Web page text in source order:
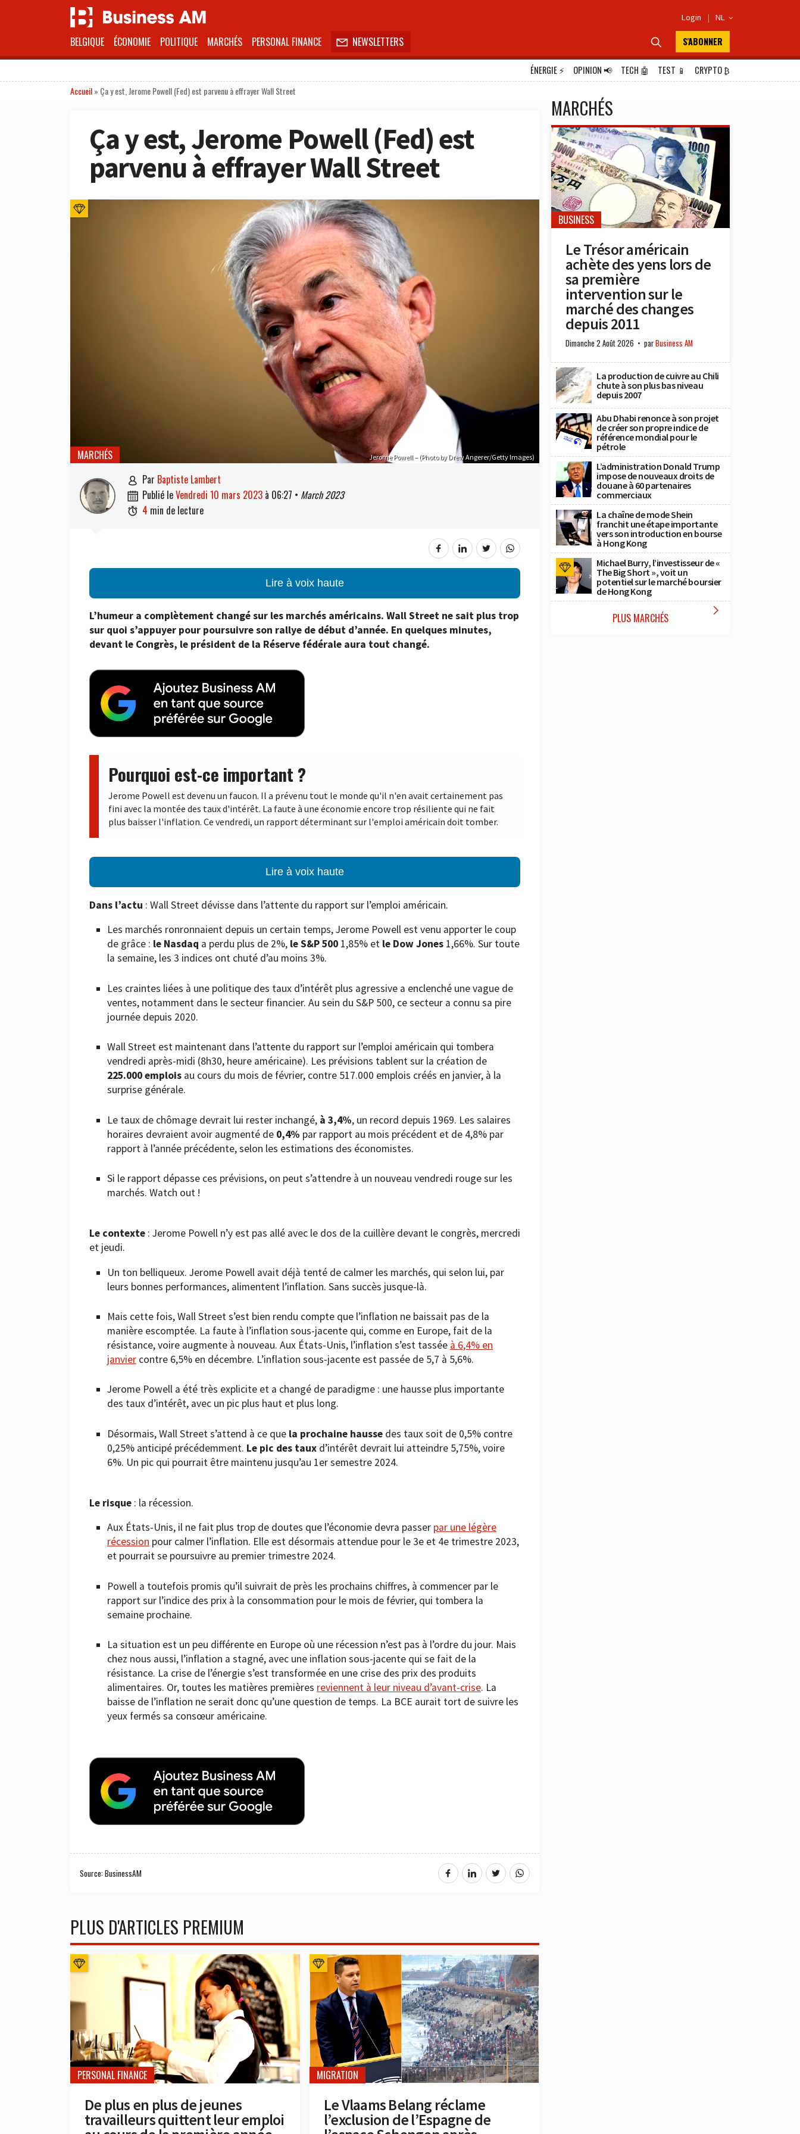
Login | NL 
BELGIQUE ÉCONOMIE POLITIQUE MARCHÉS PERSONAL FINANCE  NEWSLETTERS  S'ABONNER
ÉNERGIE⚡ OPINION📢 TECH 🤖 TEST 📱 CRYPTO₿
Accueil» Ça y est, Jerome Powell (Fed) est parvenu à effrayer Wall Street
Ça y est, Jerome Powell (Fed) est
parvenu à effrayer Wall Street
Jerome Powell – (Photo by Drew Angerer/Getty Images)
MARCHÉS
 par Baptiste Lambert
 publié le vendredi 10 mars 2023 à 06:27 • March 2023
 4 min de lecture
Lire à voix haute
L’humeur a complètement changé sur les marchés américains. Wall Street ne sait plus trop
sur quoi s’appuyer pour poursuivre son rallye de début d’année. En quelques minutes,
devant le Congrès, le président de la Réserve fédérale aura tout changé.
Pourquoi est-ce important ?
Jerome Powell est devenu un faucon. Il a prévenu tout le monde qu'il n'en avait certainement pas
fini avec la montée des taux d'intérêt. La faute à une économie encore trop résiliente qui ne fait
plus baisser l'inflation. Ce vendredi, un rapport déterminant sur l'emploi américain doit tomber.
Lire à voix haute
Dans l’actu : Wall Street dévisse dans l’attente du rapport sur l’emploi américain.
Les marchés ronronnaient depuis un certain temps, Jerome Powell est venu apporter le coup
de grâce : le Nasdaq a perdu plus de 2%, le S&P 500 1,85% et le Dow Jones 1,66%. Sur toute
la semaine, les 3 indices ont chuté d’au moins 3%.
Les craintes liées à une politique des taux d’intérêt plus agressive a enclenché une vague de
ventes, notamment dans le secteur financier. Au sein du S&P 500, ce secteur a connu sa pire
journée depuis 2020.
Wall Street est maintenant dans l’attente du rapport sur l’emploi américain qui tombera
vendredi après-midi (8h30, heure américaine). Les prévisions tablent sur la création de
225.000 emplois au cours du mois de février, contre 517.000 emplois créés en janvier, à la
surprise générale.
Le taux de chômage devrait lui rester inchangé, à 3,4%, un record depuis 1969. Les salaires
horaires devraient avoir augmenté de 0,4% par rapport au mois précédent et de 4,8% par
rapport à l’année précédente, selon les estimations des économistes.
Si le rapport dépasse ces prévisions, on peut s’attendre à un nouveau vendredi rouge sur les
marchés. Watch out !
Le contexte : Jerome Powell n’y est pas allé avec le dos de la cuillère devant le congrès, mercredi
et jeudi.
Un ton belliqueux. Jerome Powell avait déjà tenté de calmer les marchés, qui selon lui, par
leurs bonnes performances, alimentent l’inflation. Sans succès jusque-là.
Mais cette fois, Wall Street s’est bien rendu compte que l’inflation ne baissait pas de la
manière escomptée. La faute à l’inflation sous-jacente qui, comme en Europe, fait de la
résistance, voire augmente à nouveau. Aux États-Unis, l’inflation s’est tassée à 6,4% en
janvier contre 6,5% en décembre. L’inflation sous-jacente est passée de 5,7 à 5,6%.
Jerome Powell a été très explicite et a changé de paradigme : une hausse plus importante
des taux d’intérêt, avec un pic plus haut et plus long.
Désormais, Wall Street s’attend à ce que la prochaine hausse des taux soit de 0,5% contre
0,25% anticipé précédemment. Le pic des taux d’intérêt devrait lui atteindre 5,75%, voire
6%. Un pic qui pourrait être maintenu jusqu’au 1er semestre 2024.
Le risque : la récession.
Aux États-Unis, il ne fait plus trop de doutes que l’économie devra passer par une légère
récession pour calmer l’inflation. Elle est désormais attendue pour le 3e et 4e trimestre 2023,
et pourrait se poursuivre au premier trimestre 2024.
Powell a toutefois promis qu’il suivrait de près les prochains chiffres, à commencer par le
rapport sur l’indice des prix à la consommation pour le mois de février, qui tombera la
semaine prochaine.
La situation est un peu différente en Europe où une récession n’est pas à l’ordre du jour. Mais
chez nous aussi, l’inflation a stagné, avec une inflation sous-jacente qui se fait de la
résistance. La crise de l’énergie s’est transformée en une crise des prix des produits
alimentaires. Or, toutes les matières premières reviennent à leur niveau d’avant-crise. La
baisse de l’inflation ne serait donc qu’une question de temps. La BCE aurait tort de suivre les
yeux fermés sa consœur américaine.
Source: BusinessAM
PLUS D'ARTICLES PREMIUM
PERSONAL FINANCE
De plus en plus de jeunes
travailleurs quittent leur emploi
MIGRATION
Le Vlaams Belang réclame
l’exclusion de l’Espagne de
MARCHÉS
BUSINESS
Le Trésor américain
achète des yens lors de
sa première
intervention sur le
marché des changes
depuis 2011
Dimanche 2 Août 2026 parBusiness AM
La production de cuivre au Chili
chute à son plus bas niveau
depuis 2007
Abu Dhabi renonce à son projet
de créer son propre indice de
référence mondial pour le
pétrole
L’administration Donald Trump
impose de nouveaux droits de
douane à 60 partenaires
commerciaux
La chaîne de mode Shein
franchit une étape importante
vers son introduction en bourse
à Hong Kong
Michael Burry, l’investisseur de «
The Big Short », voit un
potentiel sur le marché boursier
de Hong Kong
PLUS MARCHÉS 